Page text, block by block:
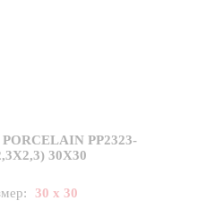
PP2323-
30X30
30 x 30